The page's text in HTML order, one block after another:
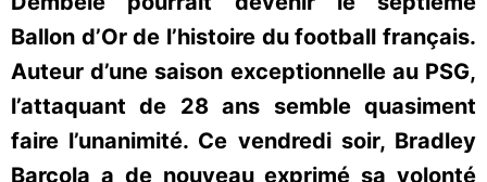
Ballon d’Or de l’histoire du football français.
Auteur d’une saison exceptionnelle au PSG,
l’attaquant de 28 ans semble quasiment
faire l’unanimité. Ce vendredi soir, Bradley
Barcola a de nouveau exprimé sa volonté